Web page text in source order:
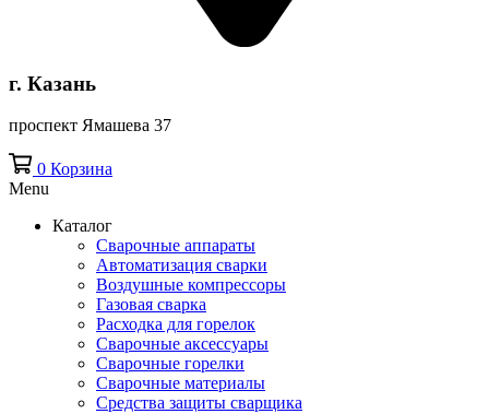
г. Казань
проспект Ямашева 37
0 Корзина
Menu
Каталог
Сварочные аппараты
Автоматизация сварки
Воздушные компрессоры
Газовая сварка
Расходка для горелок
Сварочные аксессуары
Сварочные горелки
Сварочные материалы
Средства защиты сварщика